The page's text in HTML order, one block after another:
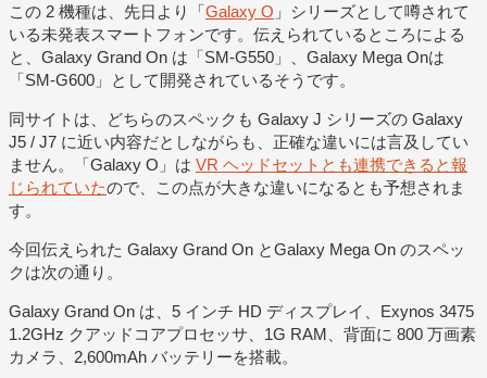
この 2 機種は、先日より「Galaxy O 」シリーズとして噂されて
いる未発表スマートフォンです。伝えられているところによる
と、Galaxy Grand On は「SM-G550」、Galaxy Mega Onは
「SM-G600」として開発されているそうです。
同サイトは、どちらのスペックも Galaxy J シリーズの Galaxy
J5 / J7 に近い内容だとしながらも、正確な違いには言及してい
ません。「Galaxy O」は VR ヘッドセットとも連携できると報
じられていたので、この点が大きな違いになるとも予想されま
す。
今回伝えられた Galaxy Grand On とGalaxy Mega On のスペッ
クは次の通り。
Galaxy Grand On は、5 インチ HD ディスプレイ、Exynos 3475
1.2GHz クアッドコアプロセッサ、1G RAM、背面に 800 万画素
カメラ、2,600mAh バッテリーを搭載。